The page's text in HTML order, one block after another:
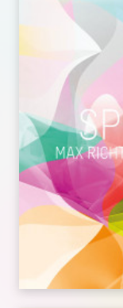
Spring
Deutsche